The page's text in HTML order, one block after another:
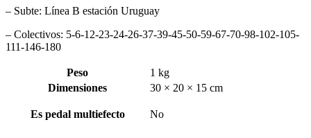
– Subte: Línea B estación Uruguay
– Colectivos: 5-6-12-23-24-26-37-39-45-50-59-67-70-98-102-105-
111-146-180
Peso
1 kg
Dimensiones
30 × 20 × 15 cm
Es pedal multiefecto No